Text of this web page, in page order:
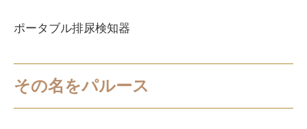
ポータブル排尿検知器
その名をパルース